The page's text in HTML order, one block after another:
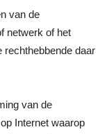
van de
netwerk of het
rechthebbende daar
van de
Internet waarop